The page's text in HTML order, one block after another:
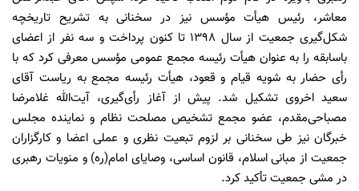
معاشر، رئیس هیأت مؤسس نیز در سخنانی به تشریح تاریخچه
شکل‌گیری جمعیت از سال 1398 تا کنون پرداخت و سه نفر از اعضای
باسابقه را به عنوان هیأت رئیسه مجمع عمومی مؤسس معرفی کرد که با
رأی حضار به شویه قیام و قعود، هیأت رئیسه مجمع به ریاست آقای
سعید اخروی تشکیل شد. پیش از آغاز رأی‌گیری، آیت‌الله غلامرضا
مصباحی‌مقدم، عضو مجمع تشخیص مصلحت نظام و نماینده مجلس
خبرگان نیز طی سخنانی بر لزوم تبعیت نظری و عملی اعضا و کارگزاران
جمعیت از مبانی اسلام، قانون اساسی، وصایای امام(ره) و منویات رهبری
در مشی جمعیت تأکید کرد.